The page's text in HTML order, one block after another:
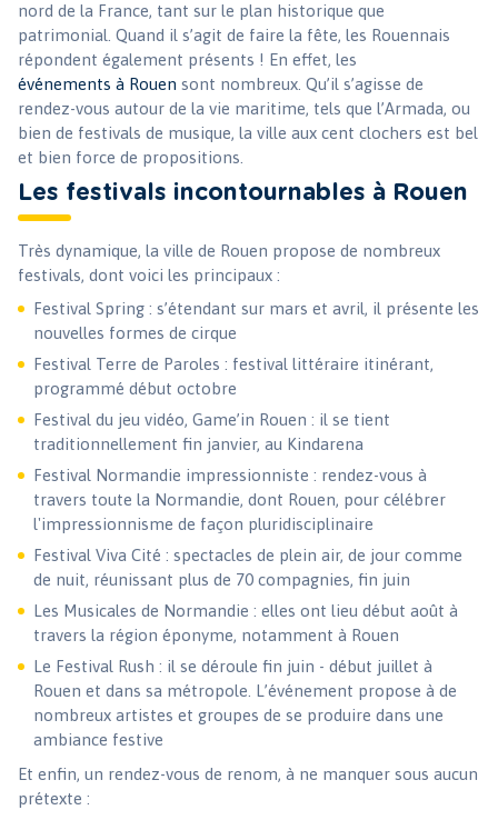
nord de la France, tant sur le plan historique que
patrimonial. Quand il s’agit de faire la fête, les Rouennais
répondent également présents ! En effet, les
événements à Rouen sont nombreux. Qu’il s’agisse de
rendez-vous autour de la vie maritime, tels que l’Armada, ou
bien de festivals de musique, la ville aux cent clochers est bel
et bien force de propositions.
Les festivals incontournables à Rouen
Très dynamique, la ville de Rouen propose de nombreux
festivals, dont voici les principaux :
Festival Spring : s’étendant sur mars et avril, il présente les
nouvelles formes de cirque
Festival Terre de Paroles : festival littéraire itinérant,
programmé début octobre
Festival du jeu vidéo, Game’in Rouen : il se tient
traditionnellement fin janvier, au Kindarena
Festival Normandie impressionniste : rendez-vous à
travers toute la Normandie, dont Rouen, pour célébrer
l'impressionnisme de façon pluridisciplinaire
Festival Viva Cité : spectacles de plein air, de jour comme
de nuit, réunissant plus de 70 compagnies, fin juin
Les Musicales de Normandie : elles ont lieu début août à
travers la région éponyme, notamment à Rouen
Le Festival Rush : il se déroule fin juin - début juillet à
Rouen et dans sa métropole. L’événement propose à de
nombreux artistes et groupes de se produire dans une
ambiance festive
Et enfin, un rendez-vous de renom, à ne manquer sous aucun
prétexte :